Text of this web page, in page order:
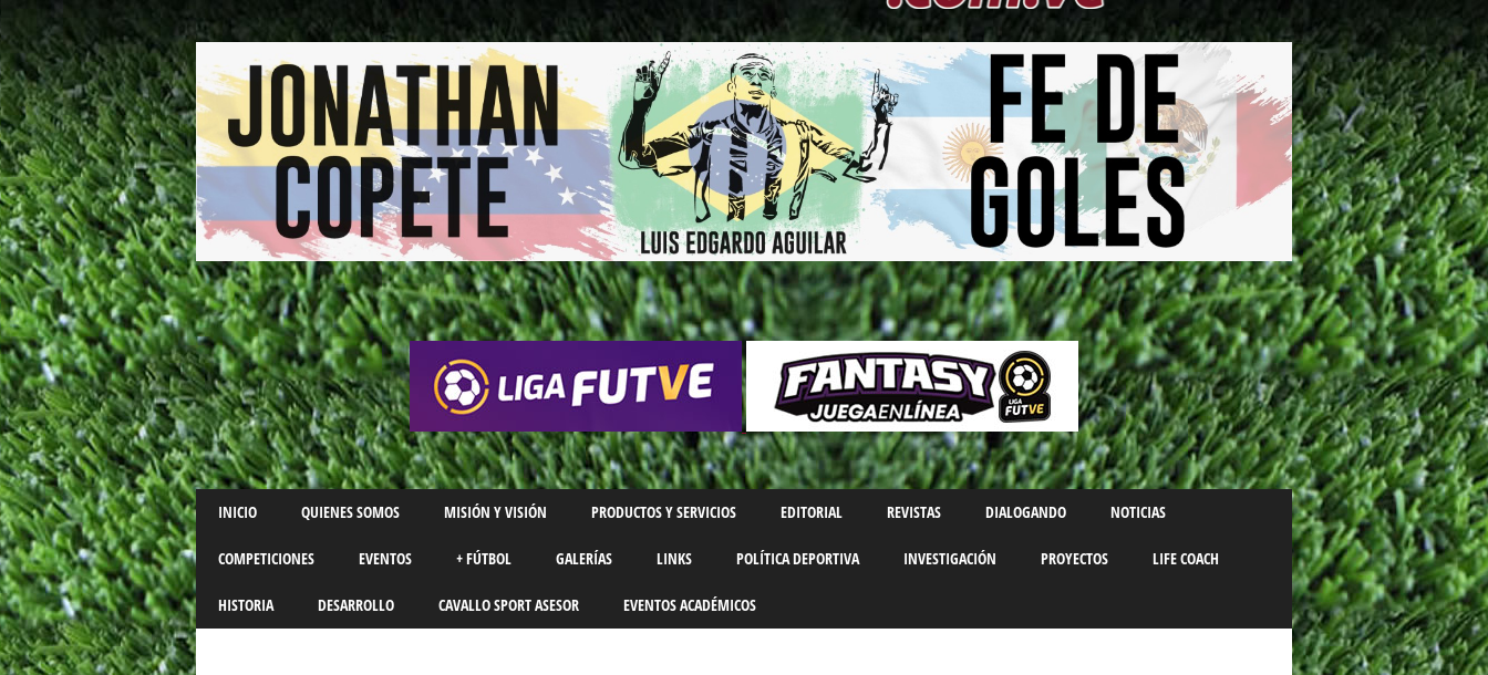
Main menu
Skip
to
content
INICIO QUIENES SOMOS MISIÓN Y VISIÓN PRODUCTOS Y SERVICIOS EDITORIAL REVISTAS DIALOGANDO NOTICIAS
COMPETICIONES EVENTOS + FÚTBOL GALERÍAS LINKS POLÍTICA DEPORTIVA INVESTIGACIÓN PROYECTOS LIFE COACH
HISTORIA DESARROLLO CAVALLO SPORT ASESOR EVENTOS ACADÉMICOS